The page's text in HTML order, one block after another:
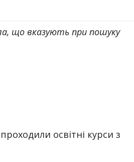
що вказують при пошуку
освітні курси з